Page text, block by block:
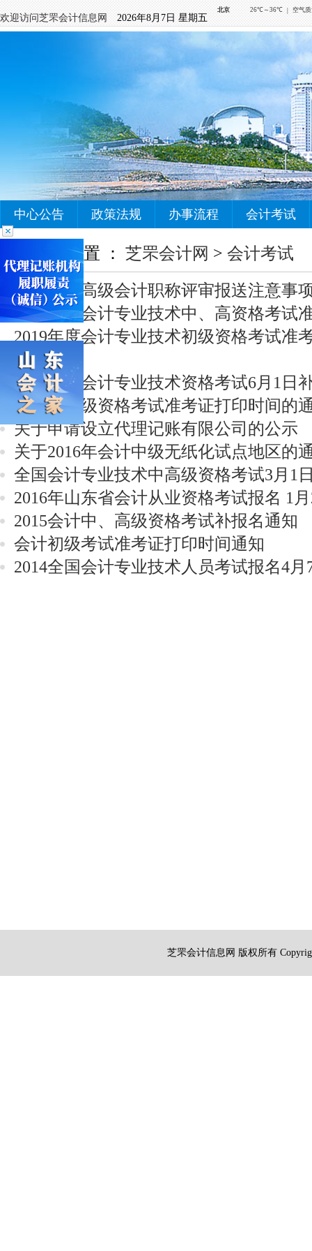
欢迎访问芝罘会计信息网 2026年8月7日 星期五
中心公告 政策法规 办事流程 会计考试
您当前的位置 ： 芝罘会计网 > 会计考试
2019年度高级会计职称评审报送注意事
2019年度会计专业技术中、高资格考试
2019年度会计专业技术初级资格考试准
意事项
芝罘2016会计专业技术资格考试6月1日
2016年初级资格考试准考证打印时间的
关于申请设立代理记账有限公司的公示
关于2016年会计中级无纸化试点地区的
全国会计专业技术中高级资格考试3月1
2016年山东省会计从业资格考试报名 1
2015会计中、高级资格考试补报名通知
会计初级考试准考证打印时间通知
2014全国会计专业技术人员考试报名4月
芝罘会计信息网 版权所有